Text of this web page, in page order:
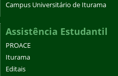
Campus Universitário de Iturama
Assistência Estudantil
PROACE
Iturama
Editais